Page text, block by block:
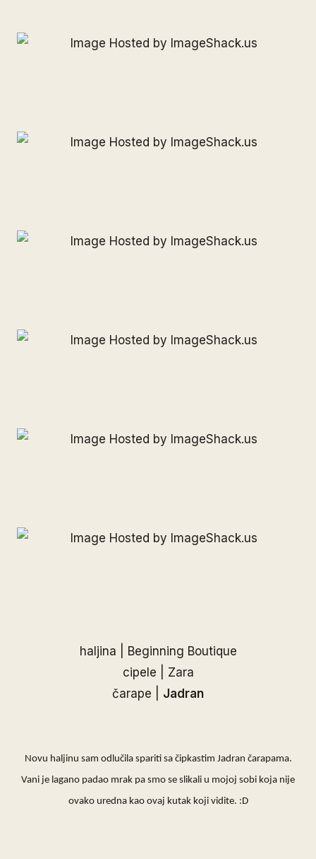
haljina | Beginning Boutique
cipele | Zara
čarape | Jadran
Novu haljinu sam odlučila spariti sa čipkastim Jadran čarapama.
Vani je lagano padao mrak pa smo se slikali u mojoj sobi koja nije
ovako uredna kao ovaj kutak koji vidite. :D